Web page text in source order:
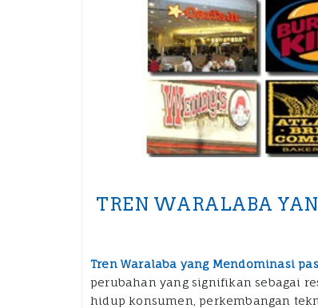
TREN WARALABA
Tren Waralaba yang Mendominasi
perubahan yang signifikan sebagai
hidup konsumen, perkembangan